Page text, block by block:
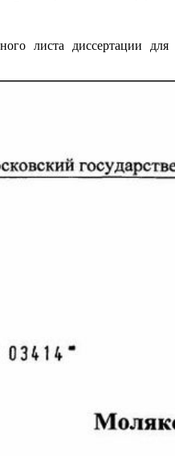
листа диссертации для